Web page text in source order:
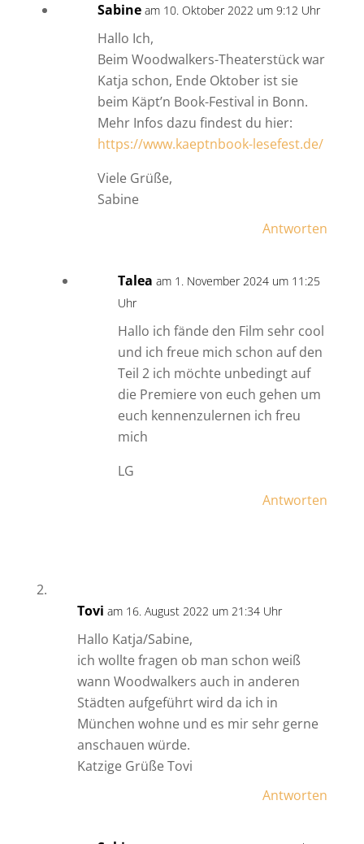
Sabine am 10. Oktober 2022 um 9:12 Uhr
Hallo Ich,
Beim Woodwalkers-Theaterstück war
Katja schon, Ende Oktober ist sie
beim Käpt’n Book-Festival in Bonn.
Mehr Infos dazu findest du hier:
https://www.kaeptnbook-lesefest.de/
Viele Grüße,
Sabine
Antworten
Talea am 1. November 2024 um 11:25
Uhr
Hallo ich fände den Film sehr cool
und ich freue mich schon auf den
Teil 2 ich möchte unbedingt auf
die Premiere von euch gehen um
euch kennenzulernen ich freu
mich
LG
Antworten
Tovi am 16. August 2022 um 21:34 Uhr
Hallo Katja/Sabine,
ich wollte fragen ob man schon weiß
wann Woodwalkers auch in anderen
Städten aufgeführt wird da ich in
München wohne und es mir sehr gerne
anschauen würde.
Katzige Grüße Tovi
Antworten